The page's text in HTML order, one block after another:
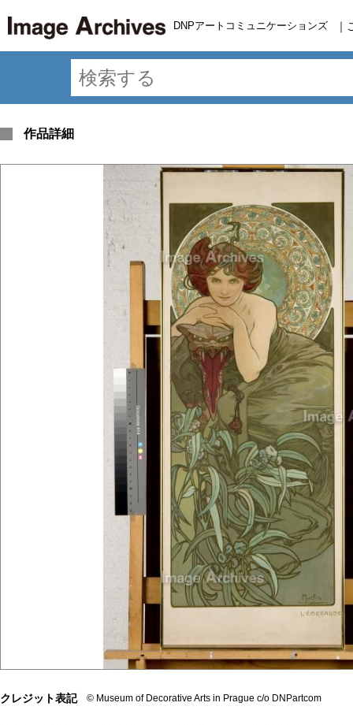
DNPアートコミュニケーションズ ｜
作品詳細
クレジット表記 © Museum of Decorative Arts in Prague c/o DNPartcom